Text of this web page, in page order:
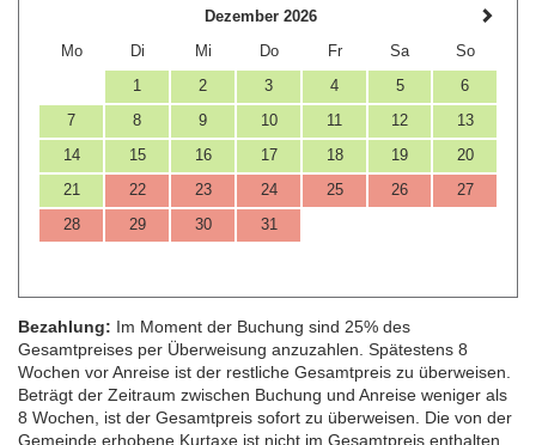
Dezember 2026
Mo
Di Mi Do Fr Sa
So
1
2 3 4 5
6
7
8 9 10 11 12
13
14
15 16 17 18 19
20
21
22 23 24 25 26
27
28
29 30 31
Bezahlung: Im Moment der Buchung sind 25% des
Gesamtpreises per Überweisung anzuzahlen. Spätestens 8
Wochen vor Anreise ist der restliche Gesamtpreis zu überweisen.
Beträgt der Zeitraum zwischen Buchung und Anreise weniger als
8 Wochen, ist der Gesamtpreis sofort zu überweisen. Die von der
Gemeinde erhobene Kurtaxe ist nicht im Gesamtpreis enthalten